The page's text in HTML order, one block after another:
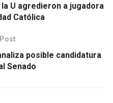
U agredieron a jugadora
Católica
posible candidatura
Senado